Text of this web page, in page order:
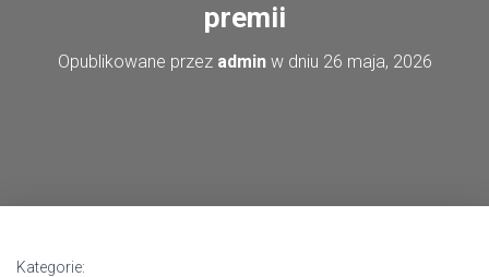
premii
Opublikowane przez adminw dniu 26 maja, 2026
Kategorie: